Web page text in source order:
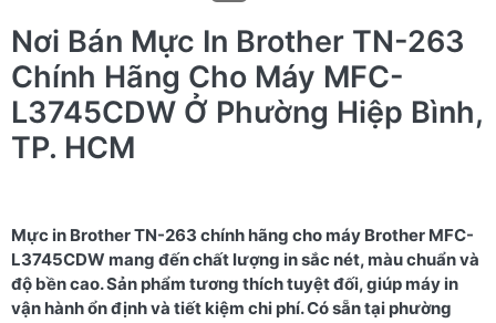
Nơi Bán Mực In Brother TN-263
Chính Hãng Cho Máy MFC-
L3745CDW Ở Phường Hiệp Bình,
TP. HCM
Mực in Brother TN-263 chính hãng cho máy Brother MFC-
L3745CDW mang đến chất lượng in sắc nét, màu chuẩn và
độ bền cao. Sản phẩm tương thích tuyệt đối, giúp máy in
vận hành ổn định và tiết kiệm chi phí. Có sẵn tại phường